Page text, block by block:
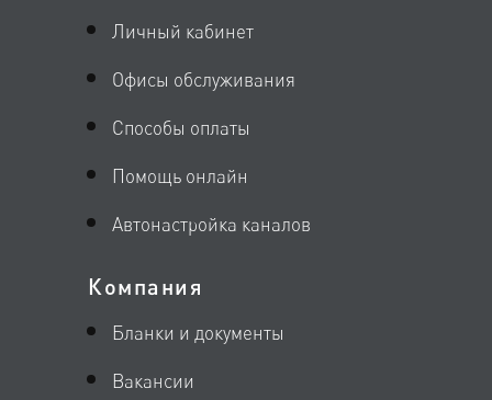
Личный кабинет
Офисы обслуживания
Способы оплаты
Помощь онлайн
Автонастройка каналов
Компания
Бланки и документы
Вакансии